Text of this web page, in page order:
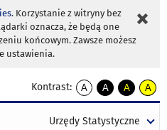
. Korzystanie z witryny bez
oznacza, że będą one
końcowym. Zawsze możesz
ustawienia.
Kontrast:
A
kontrast
A
kontrast
tekst
A
kontrast
tekst
A
tekst
Urzędy Statystyczne